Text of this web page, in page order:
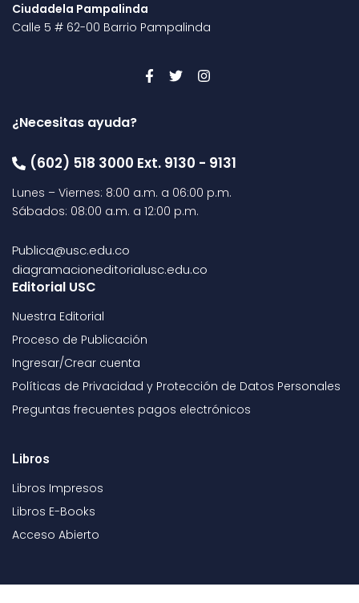
Ciudadela Pampalinda
Calle 5 # 62-00 Barrio Pampalinda
¿Necesitas ayuda?
(602) 518 3000 Ext. 9130 - 9131
Lunes – Viernes: 8:00 a.m. a 06:00 p.m.
Sábados: 08:00 a.m. a 12:00 p.m.
Publica@usc.edu.co
diagramacioneditorialusc.edu.co
Editorial USC
Nuestra Editorial
Proceso de Publicación
Ingresar/Crear cuenta
Políticas de Privacidad y Protección de Datos Personales
Preguntas frecuentes pagos electrónicos
Libros
Libros Impresos
Libros E-Books
Acceso Abierto